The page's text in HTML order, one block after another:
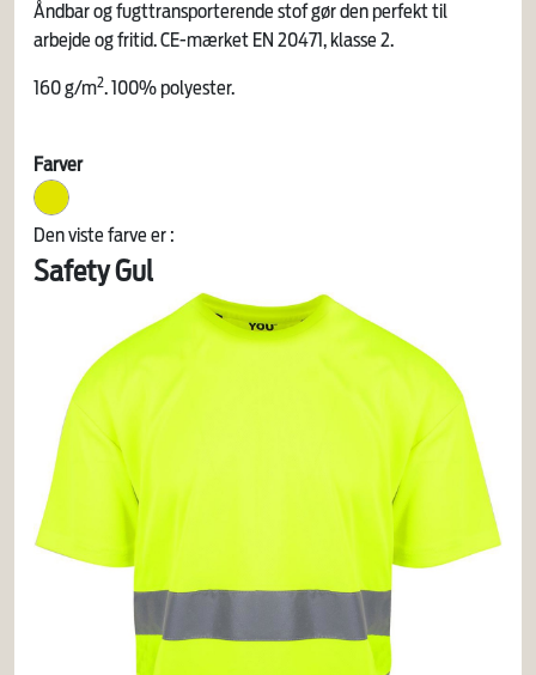
Åndbar og fugttransporterende stof gør den perfekt til
arbejde og fritid. CE-mærket EN 20471, klasse 2.
160 g/m2. 100% polyester.
Farver
Den viste farve er :
Safety Gul